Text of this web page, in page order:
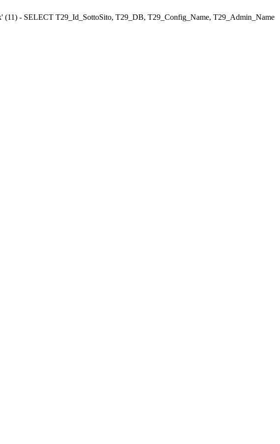
- SELECT T29_Id_SottoSito, T29_DB, T29_Config_Name, T29_Admin_Name